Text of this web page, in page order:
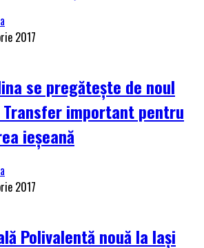
2017
se pregătește de noul
Transfer important pentru
ieșeană
2017
Polivalentă nouă la Iași